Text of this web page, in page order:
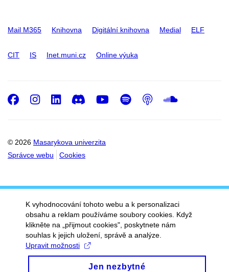
Mail M365 Knihovna Digitální knihovna Medial ELF
CIT IS Inet.muni.cz Online výuka
© 2026 Masarykova univerzita
Správce webu
Cookies
Facebook
Instagram
LinkedIn
DiscordYoutube
Spotify
Podcast
K vyhodnocování tohoto webu a k personalizaci
obsahu a reklam používáme soubory cookies. Když
klikněte na „přijmout cookies", poskytnete nám
souhlas k jejich uložení, správě a analýze.
Upravit možnosti
Jen nezbytné